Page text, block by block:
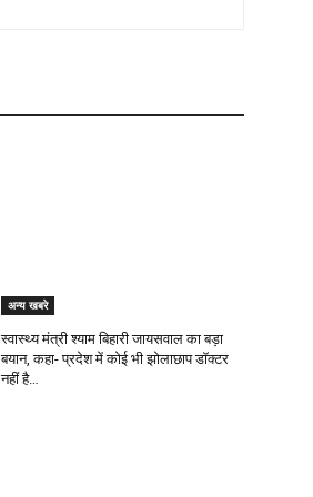
अन्य खबरे
स्वास्थ्य मंत्री श्याम बिहारी जायसवाल का बड़ा
बयान, कहा- प्रदेश में कोई भी झोलाछाप डॉक्टर
नहीं है…